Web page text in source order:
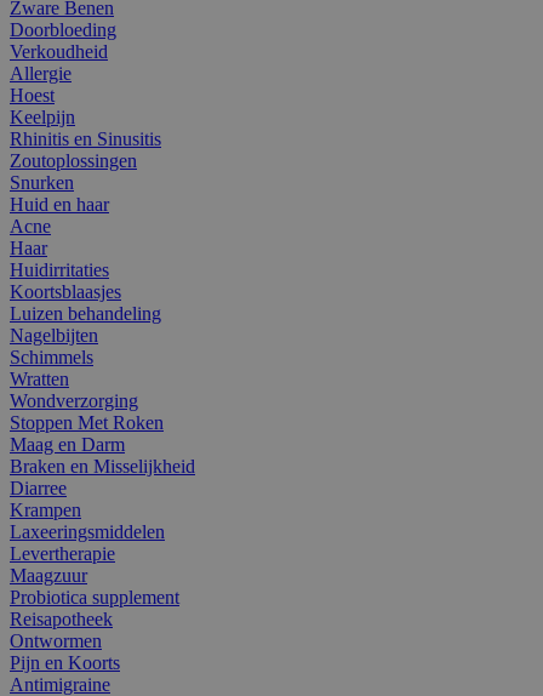
Zware Benen
Doorbloeding
Verkoudheid
Allergie
Hoest
Keelpijn
Rhinitis en Sinusitis
Zoutoplossingen
Snurken
Huid en haar
Acne
Haar
Huidirritaties
Koortsblaasjes
Luizen behandeling
Nagelbijten
Schimmels
Wratten
Wondverzorging
Stoppen Met Roken
Maag en Darm
Braken en Misselijkheid
Diarree
Krampen
Laxeeringsmiddelen
Levertherapie
Maagzuur
Probiotica supplement
Reisapotheek
Ontwormen
Pijn en Koorts
Antimigraine